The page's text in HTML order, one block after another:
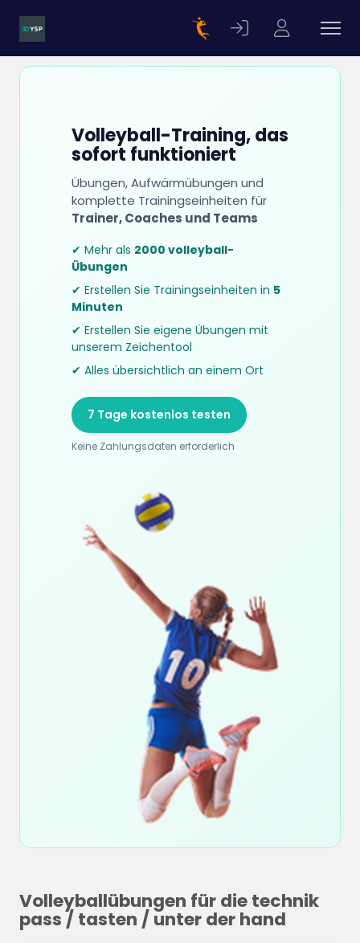
Volleyball-Training, das
sofort funktioniert
Übungen, Aufwärmübungen und
komplette Trainingseinheiten für
Trainer, Coaches und Teams
✔ Mehr als 2000 volleyball-
Übungen
✔ Erstellen Sie Trainingseinheiten in 5
Minuten
✔ Erstellen Sie eigene Übungen mit
unserem Zeichentool
✔ Alles übersichtlich an einem Ort
7 Tage kostenlos testen
Keine Zahlungsdaten erforderlich
Volleyballübungen für die technik
pass / tasten / unter der hand